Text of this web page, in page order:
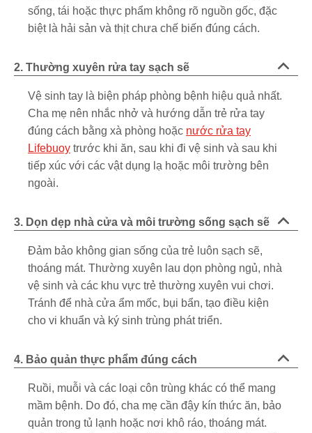
sống, tái hoặc thực phẩm không rõ nguồn gốc, đặc
biệt là hải sản và thịt chưa chế biến đúng cách.
2. Thường xuyên rửa tay sạch sẽ
Vệ sinh tay là biện pháp phòng bệnh hiệu quả nhất.
Cha mẹ nên nhắc nhở và hướng dẫn trẻ rửa tay
đúng cách bằng xà phòng hoặc nước rửa tay
Lifebuoy trước khi ăn, sau khi đi vệ sinh và sau khi
tiếp xúc với các vật dụng lạ hoặc môi trường bên
ngoài.
3. Dọn dẹp nhà cửa và môi trường sống sạch sẽ
Đảm bảo không gian sống của trẻ luôn sạch sẽ,
thoáng mát. Thường xuyên lau dọn phòng ngủ, nhà
vệ sinh và các khu vực trẻ thường xuyên vui chơi.
Tránh để nhà cửa ẩm mốc, bụi bẩn, tạo điều kiện
cho vi khuẩn và ký sinh trùng phát triển.
4. Bảo quản thực phẩm đúng cách
Ruồi, muỗi và các loại côn trùng khác có thể mang
mầm bệnh. Do đó, cha mẹ cần đậy kín thức ăn, bảo
quản trong tủ lạnh hoặc nơi khô ráo, thoáng mát.